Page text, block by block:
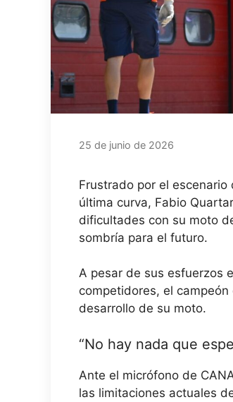
25 de junio de 2026
Frustrado por el
última curva, Fabio
dificultades con su moto
sombría para el futuro.
A pesar de sus esfuerzos
competidores, el
desarrollo de su moto.
“No hay nada que
Ante el micrófono de
las limitaciones actuales